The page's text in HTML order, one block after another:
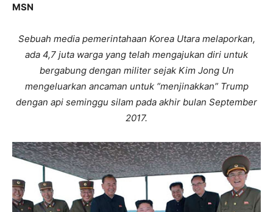
MSN
Sebuah media pemerintahaan Korea Utara melaporkan,
ada 4,7 juta warga yang telah mengajukan diri untuk
bergabung dengan militer sejak Kim Jong Un
mengeluarkan ancaman untuk “menjinakkan” Trump
dengan api seminggu silam pada akhir bulan September
2017.